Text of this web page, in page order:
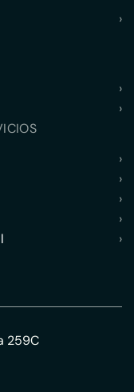
›
›
›
›
›
›
›
›
259C